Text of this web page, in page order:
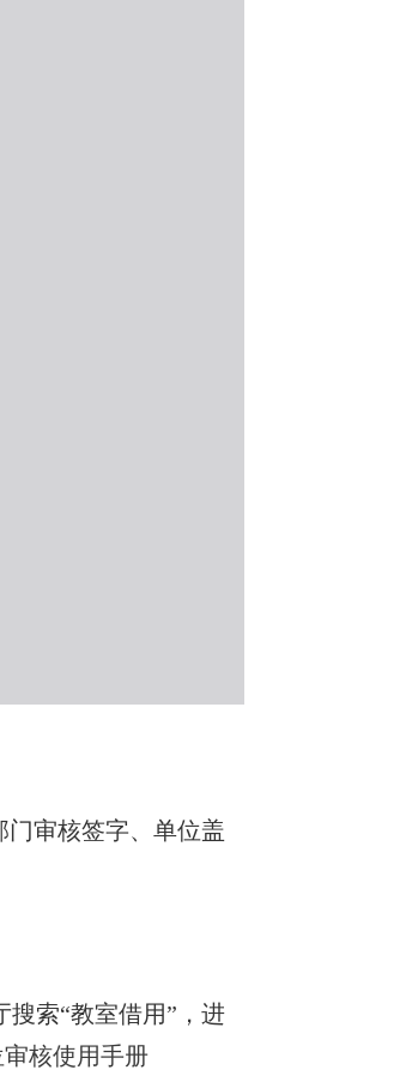
门审核签字、单位盖
索“教室借用”，进
核使用手册